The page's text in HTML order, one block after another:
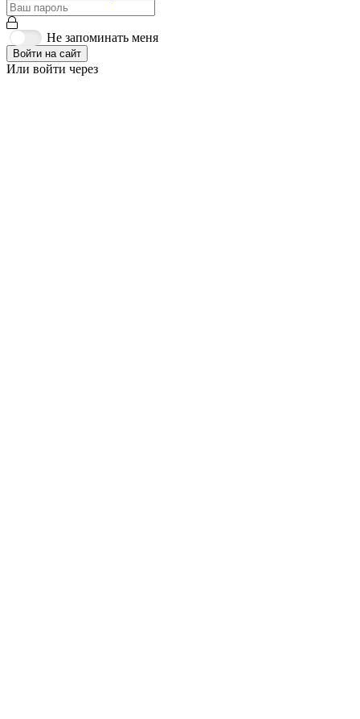
Не запоминать меня
Войти на сайт
Или войти через